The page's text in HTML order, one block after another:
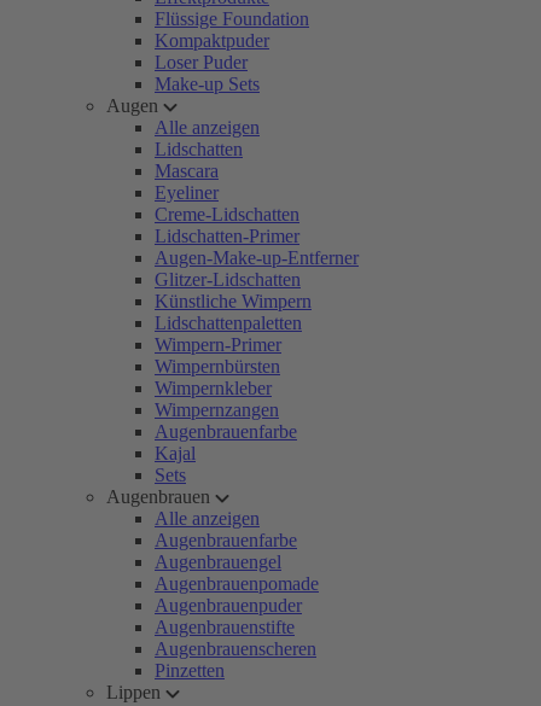
Flüssige Foundation
Kompaktpuder
Loser Puder
Make-up Sets
Augen
Alle anzeigen
Lidschatten
Mascara
Eyeliner
Creme-Lidschatten
Lidschatten-Primer
Augen-Make-up-Entferner
Glitzer-Lidschatten
Künstliche Wimpern
Lidschattenpaletten
Wimpern-Primer
Wimpernbürsten
Wimpernkleber
Wimpernzangen
Augenbrauenfarbe
Kajal
Sets
Augenbrauen
Alle anzeigen
Augenbrauenfarbe
Augenbrauengel
Augenbrauenpomade
Augenbrauenpuder
Augenbrauenstifte
Augenbrauenscheren
Pinzetten
Lippen